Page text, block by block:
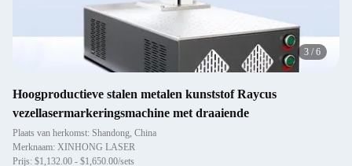
4 /6
Hoogproductieve stalen metalen kunststof Raycus
vezellasermarkeringsmachine met draaiende
Plaats van herkomst: Shandong, China
Merknaam: XINHONG LASER
Prijs: $1,132.00 - $1,650.00/sets